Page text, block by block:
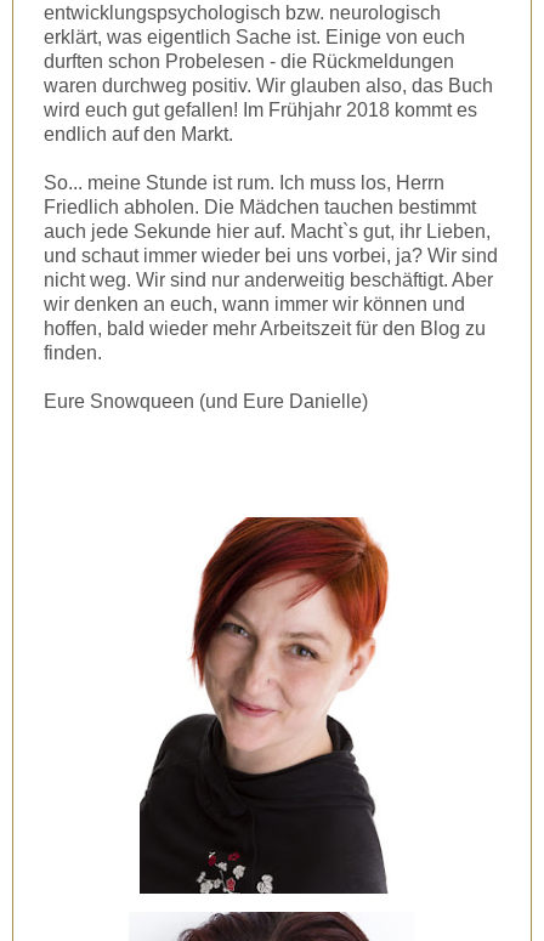
entwicklungspsychologisch bzw. neurologisch
erklärt, was eigentlich Sache ist. Einige von euch
durften schon Probelesen - die Rückmeldungen
waren durchweg positiv. Wir glauben also, das Buch
wird euch gut gefallen! Im Frühjahr 2018 kommt es
endlich auf den Markt.
So... meine Stunde ist rum. Ich muss los, Herrn
Friedlich abholen. Die Mädchen tauchen bestimmt
auch jede Sekunde hier auf. Macht`s gut, ihr Lieben,
und schaut immer wieder bei uns vorbei, ja? Wir sind
nicht weg. Wir sind nur anderweitig beschäftigt. Aber
wir denken an euch, wann immer wir können und
hoffen, bald wieder mehr Arbeitszeit für den Blog zu
finden.
Eure Snowqueen (und Eure Danielle)